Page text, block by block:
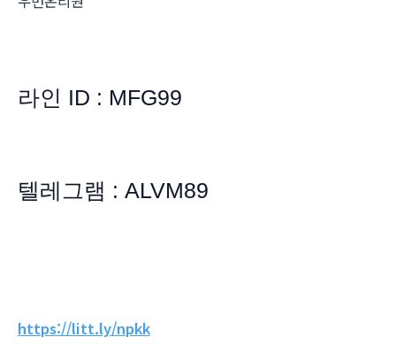
라인 ID : MFG99
텔레그램 : ALVM89
https://litt.ly/npkk